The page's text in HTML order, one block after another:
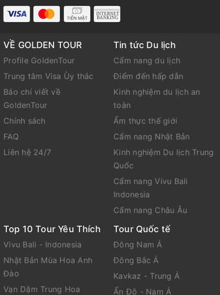
VỀ GOLDEN TOUR
Profile GoldenTour
Trung tâm Visa Ùy thác
Báo chí viết về
GoldenTour
Chính sách
FAQ
Liên hệ 24/7
Tin tức Du lịch
Cẩm nang du lịch
Điểm đến hấp dẫn
Kinh nghiệm du lịch an
toàn
Ẩm thực thế giới
Cẩm nang Nhật Bản
Kinh nghiệm Du lịch Trung
Quốc
Cẩm nang Vivu Bali
Indonesia
Cẩm nang Châu Âu
Top 10 Tour Yêu Thích
Vivu Bali - Indonesia
Nhật Bản Mùa Hoa Anh
Đào
Vạn Dặm Trung Hoa
Tour Quốc tế
Đông Nam Á
Đông Bắc Á
Kavkaz - Trung Á
Ấn Độ - Nam Á